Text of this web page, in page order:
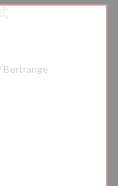
Bertrange